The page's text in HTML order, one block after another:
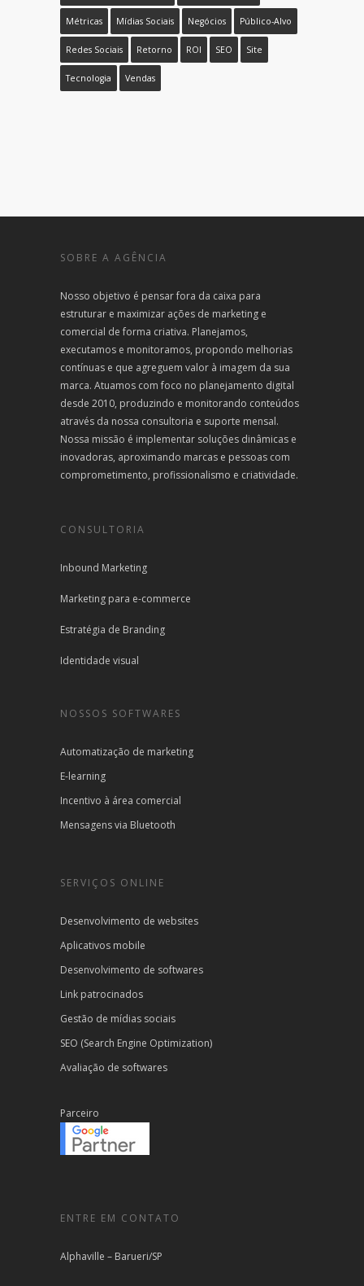
Métricas Mídias Sociais Negócios Público-Alvo
Redes Sociais Retorno ROI SEO Site
Tecnologia Vendas
SOBRE A AGÊNCIA
Nosso objetivo é pensar fora da caixa para
estruturar e maximizar ações de marketing e
comercial de forma criativa. Planejamos,
executamos e monitoramos, propondo melhorias
contínuas e que agreguem valor à imagem da sua
marca. Atuamos com foco no planejamento digital
desde 2010, produzindo e monitorando conteúdos
através da nossa consultoria e suporte mensal.
Nossa missão é implementar soluções dinâmicas e
inovadoras, aproximando marcas e pessoas com
comprometimento, profissionalismo e criatividade.
CONSULTORIA
Inbound Marketing
Marketing para e-commerce
Estratégia de Branding
Identidade visual
NOSSOS SOFTWARES
Automatização de marketing
E-learning
Incentivo à área comercial
Mensagens via Bluetooth
SERVIÇOS ONLINE
Desenvolvimento de websites
Aplicativos mobile
Desenvolvimento de softwares
Link patrocinados
Gestão de mídias sociais
SEO (Search Engine Optimization)
Avaliação de softwares
Parceiro
ENTRE EM CONTATO
Alphaville – Barueri/SP